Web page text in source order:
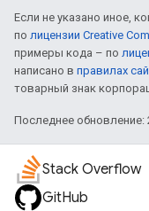
Если не указано иное,
по лицензии Creative
примеры кода – по
написано в правилах
товарный знак
Последнее обновление:
Stack Overflow
GitHub